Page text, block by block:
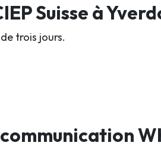
Suisse à
trois jours.